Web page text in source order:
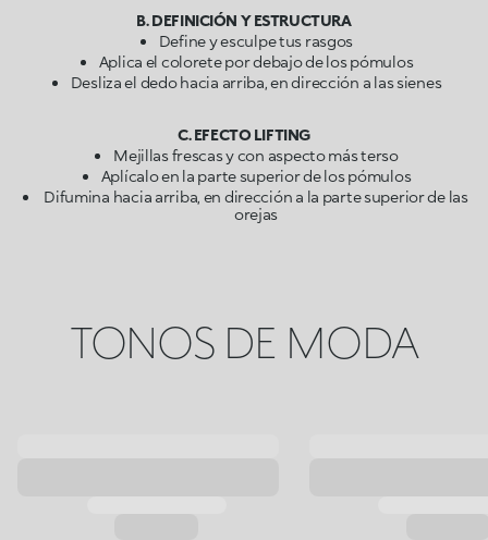
B. DEFINICIÓN Y ESTRUCTURA
Define y esculpe tus rasgos
Aplica el colorete por debajo de los pómulos
Desliza el dedo hacia arriba, en dirección a las sienes
C. EFECTO LIFTING
Mejillas frescas y con aspecto más terso
Aplícalo en la parte superior de los pómulos
Difumina hacia arriba, en dirección a la parte superior de las
orejas
TONOS DE MODA